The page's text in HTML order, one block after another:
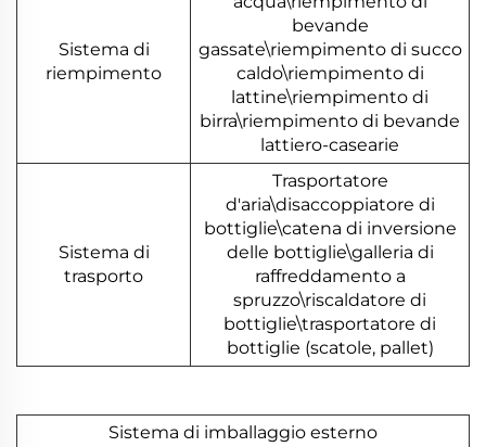
Sistema di
riempimento
bevande
gassate\riempimento di succo
caldo\riempimento di
lattine\riempimento di
birra\riempimento di bevande
lattiero-casearie
Sistema di
trasporto
Trasportatore
d'aria\disaccoppiatore di
bottiglie\catena di inversione
delle bottiglie\galleria di
raffreddamento a
spruzzo\riscaldatore di
bottiglie\trasportatore di
bottiglie (scatole, pallet)
Sistema di imballaggio esterno